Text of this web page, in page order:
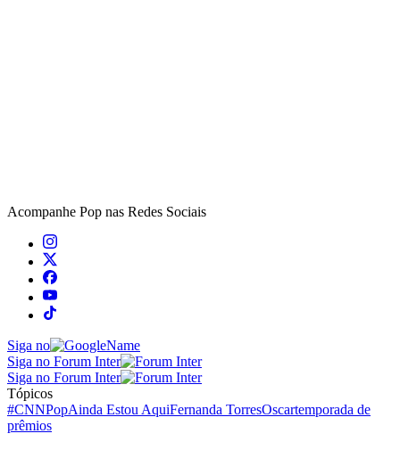
Acompanhe Pop nas Redes Sociais
Siga no
Siga no Forum Inter
Siga no Forum Inter
Tópicos
#CNNPopAinda Estou AquiFernanda TorresOscartemporada de
prêmios